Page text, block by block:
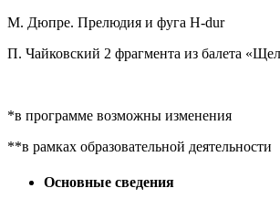
М. Дюпре. Прелюдия и фуга H-dur
П. Чайковский 2 фрагмента из балета
*в программе возможны изменения
**в рамках образовательной деятельности
Основные сведения